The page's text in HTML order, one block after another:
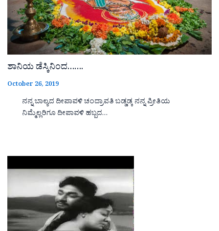
ಶಾನಿಯ ಡೆಸ್ಕಿನಿಂದ…….
October 26, 2019
ನನ್ನ ಬಾಲ್ಯದ ದೀಪಾವಳಿ ಚಂದ್ರಾವತಿ ಬಡ್ಡಡ್ಕ ನನ್ನ ಪ್ರೀತಿಯ
ನಿಮ್ಮೆಲ್ಲರಿಗೂ ದೀಪಾವಳಿ ಹಬ್ಬದ…